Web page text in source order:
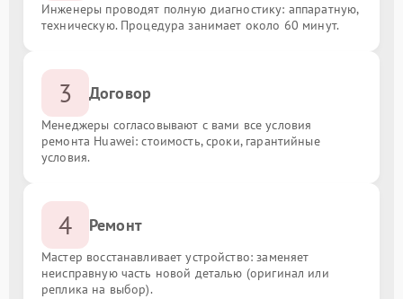
Инженеры проводят полную диагностику: аппаратную,
техническую. Процедура занимает около 60 минут.
3 Договор
Менеджеры согласовывают с вами все условия
ремонта Huawei: стоимость, сроки, гарантийные
условия.
4 Ремонт
Мастер восстанавливает устройство: заменяет
неисправную часть новой деталью (оригинал или
реплика на выбор).